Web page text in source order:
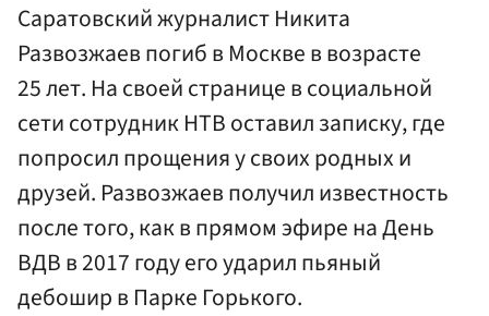
Саратовский журналист Никита
Развозжаев погиб в Москве в возрасте
25 лет. На своей странице в социальной
сети сотрудник НТВ оставил записку, где
попросил прощения у своих родных и
друзей. Развозжаев получил известность
после того, как в прямом эфире на День
ВДВ в 2017 году его ударил пьяный
дебошир в Парке Горького.